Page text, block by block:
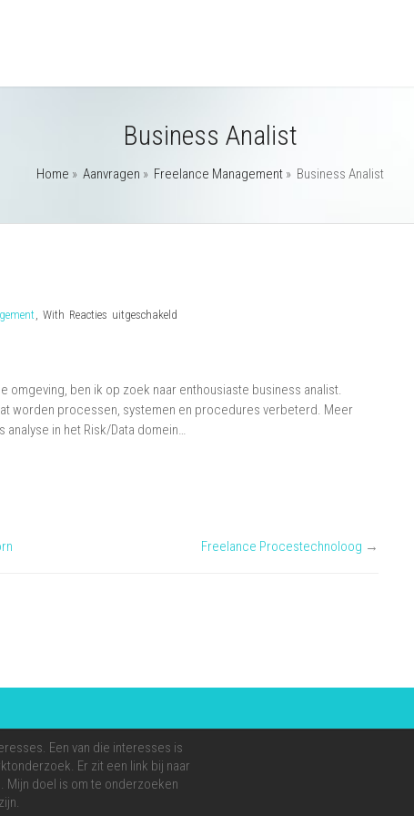
Business Analist
Home » Aanvragen » Freelance Management » Business Analist
, With Reacties uitgeschakeld
ben ik op zoek naar enthousiaste business analist.
worden processen, systemen en procedures verbeterd. Meer
in het Risk/Data domein…
Freelance Procestechnoloog →
Een van die interesses is
Er zit een link bij naar
Mijn doel is om te onderzoeken